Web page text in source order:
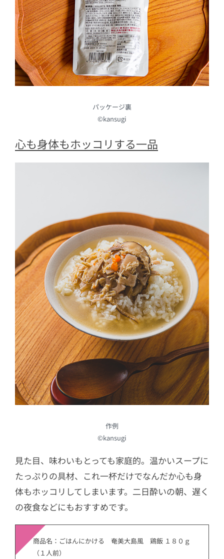
パッケージ裏
©kansugi
心も身体もホッコリする一品
作例
©kansugi
見た目、味わいもとっても家庭的。温かいスープに
たっぷりの具材、これ一杯だけでなんだか心も身
体もホッコリしてしまいます。二日酔いの朝、遅く
の夜食などにもおすすめです。
商品名：ごはんにかける 奄美大島風 鶏飯 １８０ｇ
（１人前）